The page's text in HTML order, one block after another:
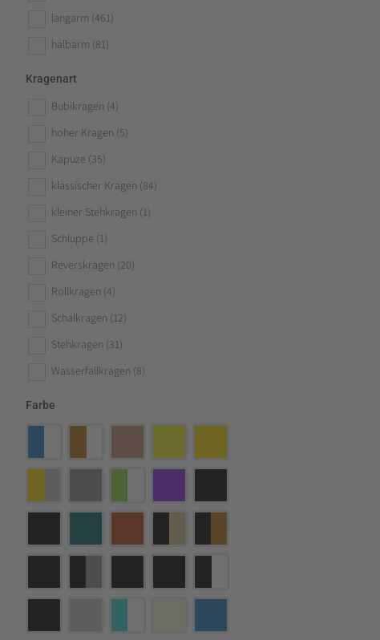
langarm (461)
halbarm (81)
Kragenart
Bubikragen (4)
hoher Kragen (5)
Kapuze (35)
klassischer Kragen (84)
kleiner Stehkragen (1)
Schluppe (1)
Reverskragen (20)
Rollkragen (4)
Schalkragen (12)
Stehkragen (31)
Wasserfallkragen (8)
Farbe